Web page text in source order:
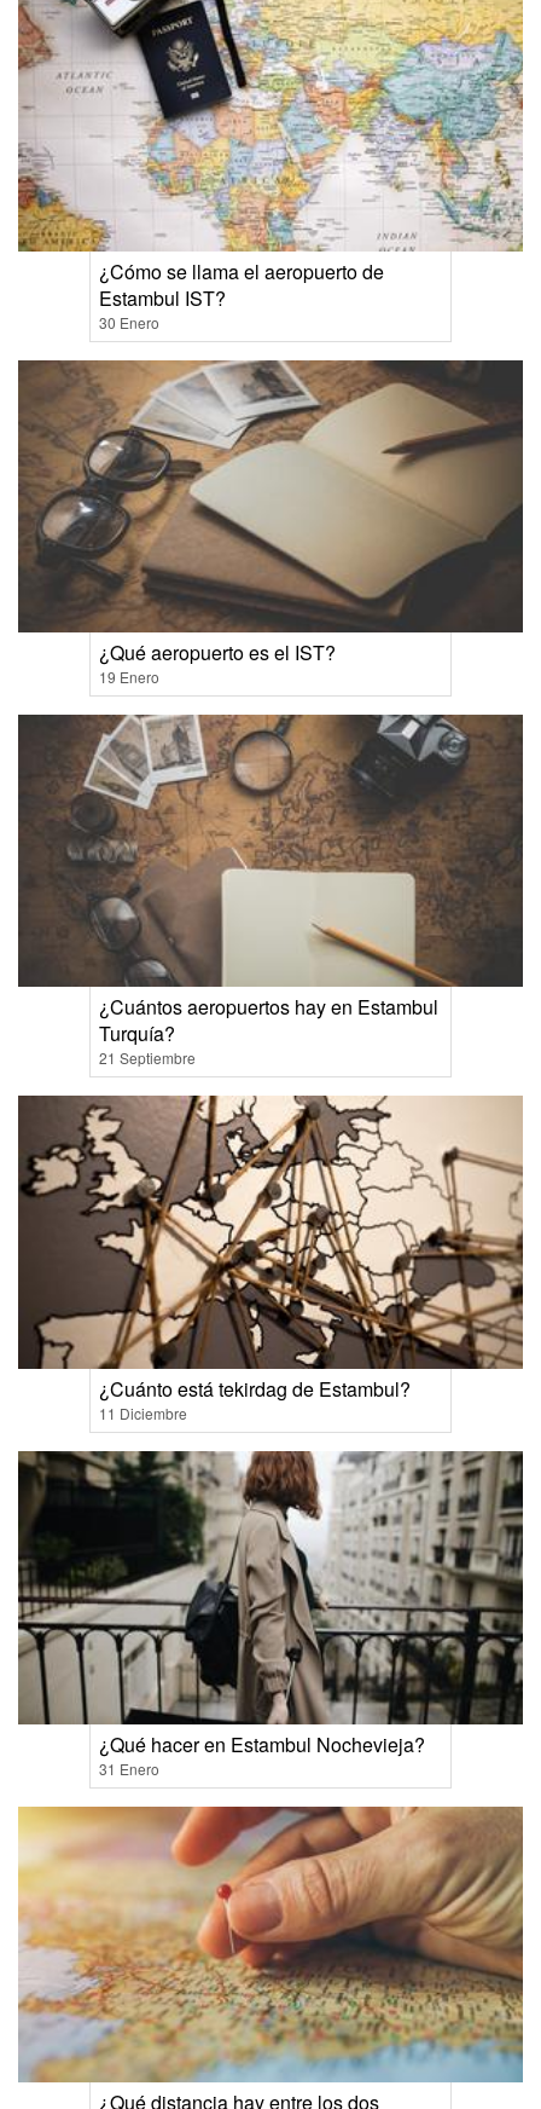
¿Cómo se llama el aeropuerto de
Estambul IST?
30 Enero
¿Qué aeropuerto es el IST?
19 Enero
¿Cuántos aeropuertos hay en Estambul
Turquía?
21 Septiembre
¿Cuánto está tekirdag de Estambul?
11 Diciembre
¿Qué hacer en Estambul Nochevieja?
31 Enero
¿Qué distancia hay entre los dos